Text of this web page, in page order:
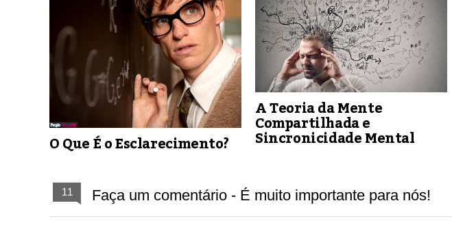
O Que É o Esclarecimento?
A Teoria da Mente
Compartilhada e
Sincronicidade Mental
11 Faça um comentário - É muito importante para nós!